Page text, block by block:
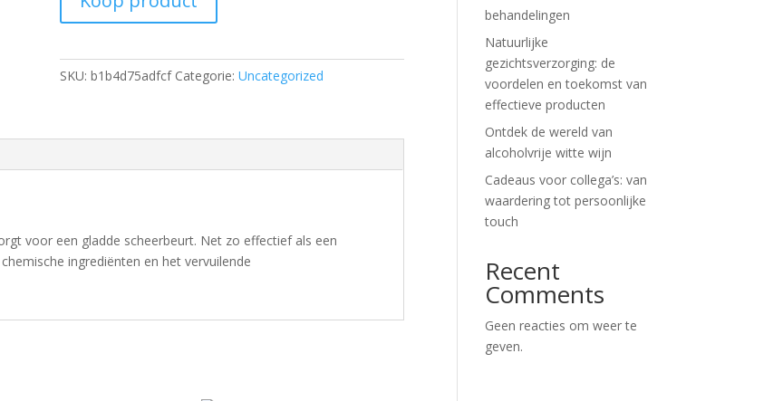
SKU:b1b4d75adfcf Categorie:Uncategorized
voor een gladde scheerbeurt. Net zo effectief als een
ingrediënten en het vervuilende
behandelingen
Natuurlijke
gezichtsverzorging: de
voordelen en toekomst van
effectieve producten
Ontdek de wereld van
alcoholvrije witte wijn
Cadeaus voor collega’s: van
waardering tot persoonlijke
touch
Recent
Comments
Geen reacties om weer te
geven.